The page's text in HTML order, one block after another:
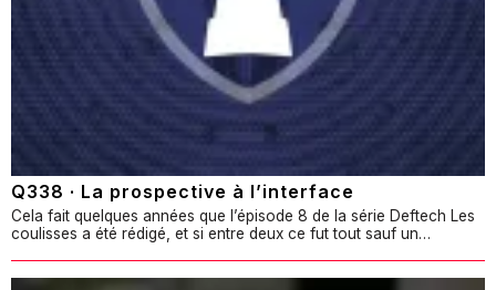
Q338 · La prospective à l’interface
Cela fait quelques années que l’épisode 8 de la série Deftech Les
coulisses a été rédigé, et si entre deux ce fut tout sauf un…